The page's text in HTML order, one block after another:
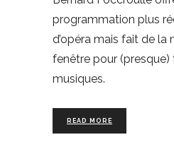
programmation plus
d’opéra mais fait de la
fenêtre pour (presque)
musiques.
READ MORE